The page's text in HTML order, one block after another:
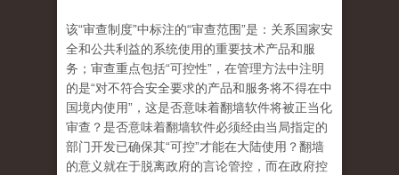
该“审查制度”中标注的“审查范围”是：关系国家安
全和公共利益的系统使用的重要技术产品和服
务；审查重点包括“可控性”，在管理方法中注明
的是“对不符合安全要求的产品和服务将不得在中
国境内使用”，这是否意味着翻墙软件将被正当化
审查？是否意味着翻墙软件必须经由当局指定的
部门开发已确保其“可控”才能在大陆使用？翻墙
的意义就在于脱离政府的言论管控，而在政府控